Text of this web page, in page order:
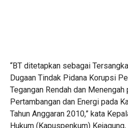
“BT ditetapkan sebagai
Dugaan Tindak Pidana Korupsi
Tegangan Rendah dan Menengah
Pertambangan dan Energi pada
Tahun Anggaran 2010,” kata
Hukum (Kapuspenkum)